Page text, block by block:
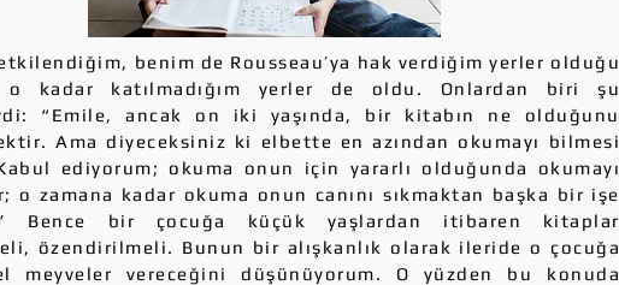
benim de Rousseau’ya hak verdiğim yerler olduğu
kadar katılmadığım yerler de oldu. Onlardan biri şu
“Emile, ancak on iki yaşında, bir kitabın ne olduğunu
Ama diyeceksiniz ki elbette en azından okumayı bilmesi
ediyorum; okuma onun için yararlı olduğunda okumayı
o zamana kadar okuma onun canını sıkmaktan başka bir işe
Bence bir çocuğa küçük yaşlardan itibaren kitaplar
özendirilmeli. Bunun bir alışkanlık olarak ileride o çocuğa
meyveler vereceğini düşünüyorum. O yüzden bu konuda